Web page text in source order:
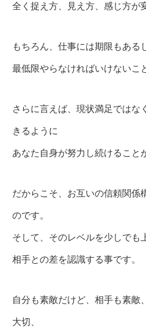
全く捉え方、見え方、感じ方が
もちろん、仕事には期限もある
最低限やらなければいけないこ
さらに言えば、現状満足ではな
きるように
あなた自身が努力し続けること
だからこそ、お互いの信頼関係
のです。
そして、そのレベルを少しでも
相手との差を認識する事です。
自分も素敵だけど、相手も素敵
大切、